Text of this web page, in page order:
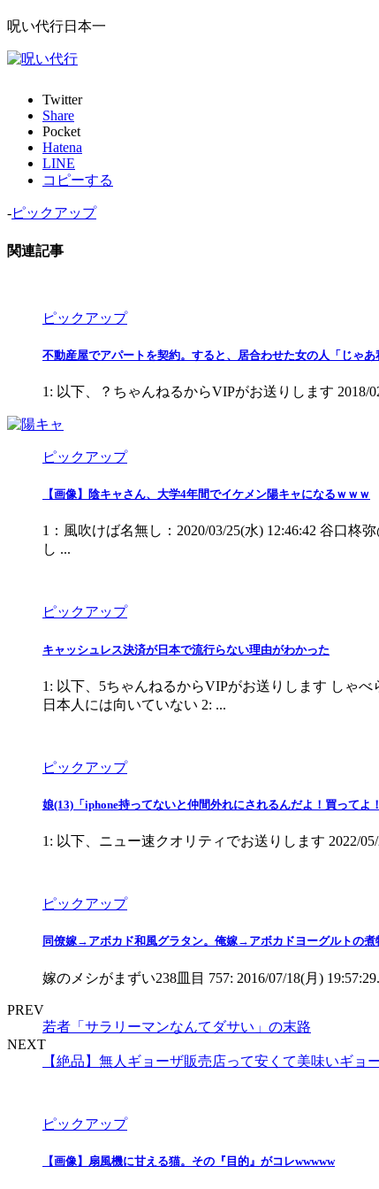
呪い代行日本一
Twitter
Share
Pocket
Hatena
LINE
コピーする
-ピックアップ
関連記事
ピックアップ
不動産屋でアパートを契約。すると、居合わせた女の人「じゃ
1: 以下、？ちゃんねるからVIPがお送りします 2018/
ピックアップ
【画像】陰キャさん、大学4年間でイケメン陽キャになるｗｗｗ
1：風吹けば名無し：2020/03/25(水) 12:46:42 谷口
し ...
ピックアップ
キャッシュレス決済が日本で流行らない理由がわかった
1: 以下、5ちゃんねるからVIPがお送りします しゃ
日本人には向いていない 2: ...
ピックアップ
娘(13)「iphone持ってないと仲間外れにされるんだよ！買ってよ
1: 以下、ニュー速クオリティでお送りします 2022/05/
ピックアップ
同僚嫁→アボカド和風グラタン。俺嫁→アボカドヨーグルトの
嫁のメシがまずい238皿目 757: 2016/07/18(月)
PREV
若者「サラリーマンなんてダサい」の末路
NEXT
【絶品】無人ギョーザ販売店って安くて美味いギョ
ピックアップ
【画像】扇風機に甘える猫。その『目的』がコレwwwww